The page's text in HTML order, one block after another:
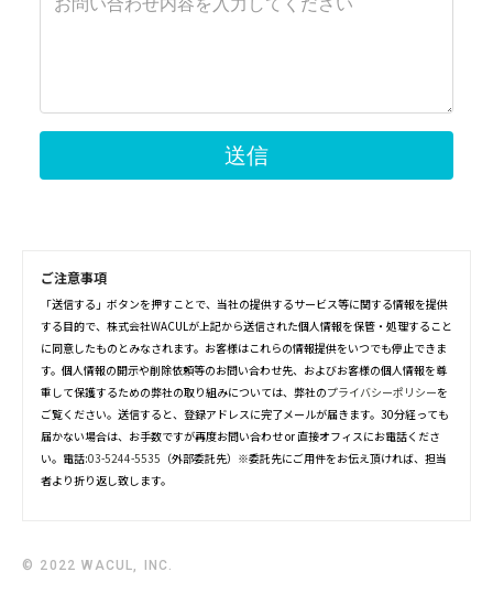
ご注意事項
「送信する」ボタンを押すことで、当社の提供するサービス等に関する情報を提供
する目的で、株式会社WACULが上記から送信された個人情報を保管・処理すること
に同意したものとみなされます。お客様はこれらの情報提供をいつでも停止できま
す。個人情報の開示や削除依頼等のお問い合わせ先、およびお客様の個人情報を尊
重して保護するための弊社の取り組みについては、弊社のプライバシーポリシーを
ご覧ください。送信すると、登録アドレスに完了メールが届きます。30分経っても
届かない場合は、お手数ですが再度お問い合わせ or 直接オフィスにお電話くださ
い。電話:03-5244-5535 （外部委託先）※委託先にご用件をお伝え頂ければ、担当
者より折り返し致します。
© 2022 WACUL, INC.